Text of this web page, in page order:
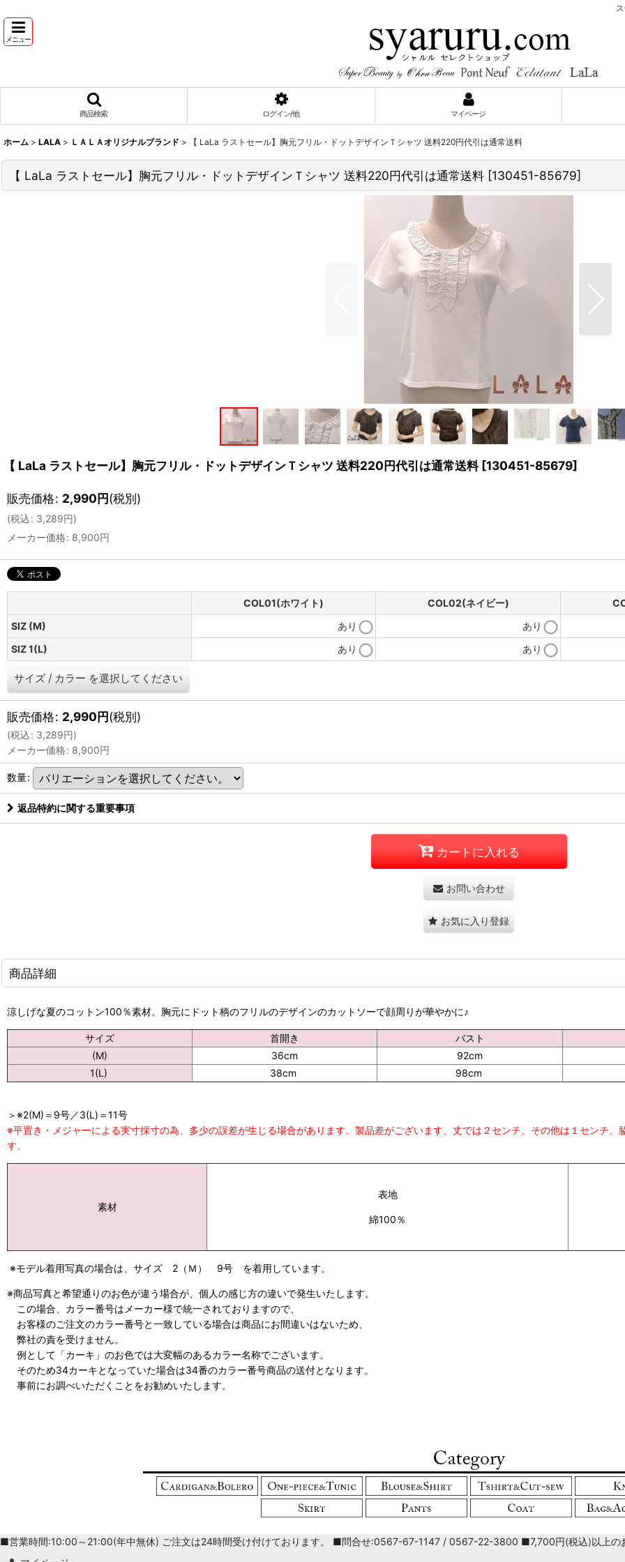
スーパ
メニュー
商品検索 ログイン/他 マイページ
ホーム > LALA > ＬＡＬＡオリジナルブランド > 【 LaLa ラストセール】胸元フリル・ドットデザインＴシャツ 送料220円代引は通常送料
【 LaLa ラストセール】胸元フリル・ドットデザインＴシャツ 送料220円代引は通常送料 [130451-85679]
【 LaLa ラストセール】胸元フリル・ドットデザインＴシャツ 送料220円代引は通常送料 [130451-85679]
販売価格: 2,990円(税別)
(税込: 3,289円)
メーカー価格: 8,900円
COL01(ホワイト) COL02(ネイビー)
SIZ (M)
あり あり
SIZ 1(L)
あり あり
サイズ / カラー を選択してください
販売価格: 2,990円(税別)
(税込: 3,289円)
メーカー価格: 8,900円
数量:
返品特約に関する重要事項
カートに入れる
お問い合わせ
お気に入り登録
商品詳細
涼しげな夏のコットン100％素材。胸元にドット柄のフリルのデザインのカットソーで顔周りが華やかに♪
サイズ 首開き バスト
(M)
36cm 92cm
1(L)
38cm 98cm
＞※2(M)＝9号／3(L)＝11号
※平置き・メジャーによる実寸採寸の為、多少の誤差が生じる場合があります。製品差がございます、丈では２センチ、その他は１センチ
す。
素材
表地
綿100％
※モデル着用写真の場合は、サイズ 2（Ｍ） 9号 を着用しています。
※商品写真と希望通りのお色が違う場合が、個人の感じ方の違いで発生いたします。
この場合、カラー番号はメーカー様で統一されておりますので、
お客様のご注文のカラー番号と一致している場合は商品にお間違いはないため、
弊社の責を受けません。
例として「カーキ」のお色では大変幅のあるカラー名称でございます。
そのため34カーキとなっていた場合は34番のカラー番号商品の送付となります。
事前にお調べいただくことをお勧めいたします。
■営業時間:10:00～21:00(年中無休) ご注文は24時間受け付けております。 ■問合せ:0567-67-1147 / 0567-22-3800 ■7,700円(税込)以上の